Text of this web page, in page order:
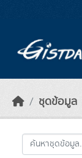
ชุดข้อมูล